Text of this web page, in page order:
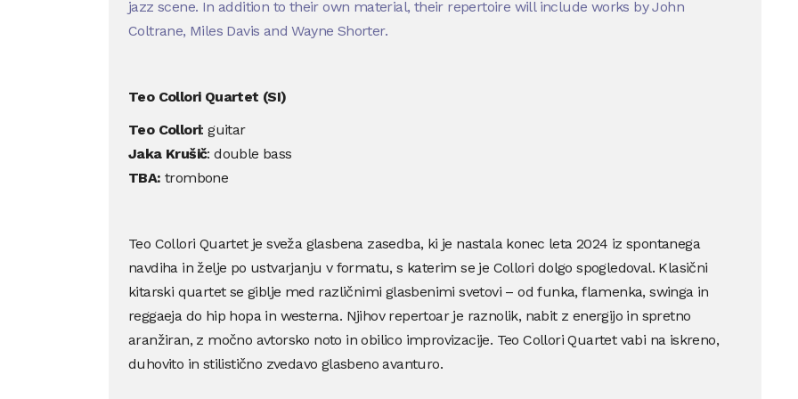
jazz scene. In addition to their own material, their repertoire will include works by John
Coltrane, Miles Davis and Wayne Shorter.
Teo Collori Quartet (SI)
Teo Collori: guitar
Jaka Krušič: double bass
TBA: trombone
Teo Collori Quartet je sveža glasbena zasedba, ki je nastala konec leta 2024 iz spontanega
navdiha in želje po ustvarjanju v formatu, s katerim se je Collori dolgo spogledoval. Klasični
kitarski quartet se giblje med različnimi glasbenimi svetovi – od funka, flamenka, swinga in
reggaeja do hip hopa in westerna. Njihov repertoar je raznolik, nabit z energijo in spretno
aranžiran, z močno avtorsko noto in obilico improvizacije. Teo Collori Quartet vabi na iskreno,
duhovito in stilistično zvedavo glasbeno avanturo.